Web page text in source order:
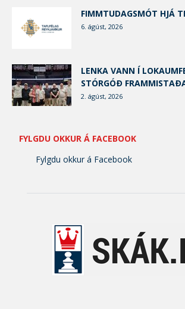
FIMMTUDAGSMÓT HJÁ
6. ágúst, 2026
LENKA VANN Í
STÓRGÓÐ
2. ágúst, 2026
FYLGDU OKKUR Á FACEBOOK
Fylgdu okkur á Facebook